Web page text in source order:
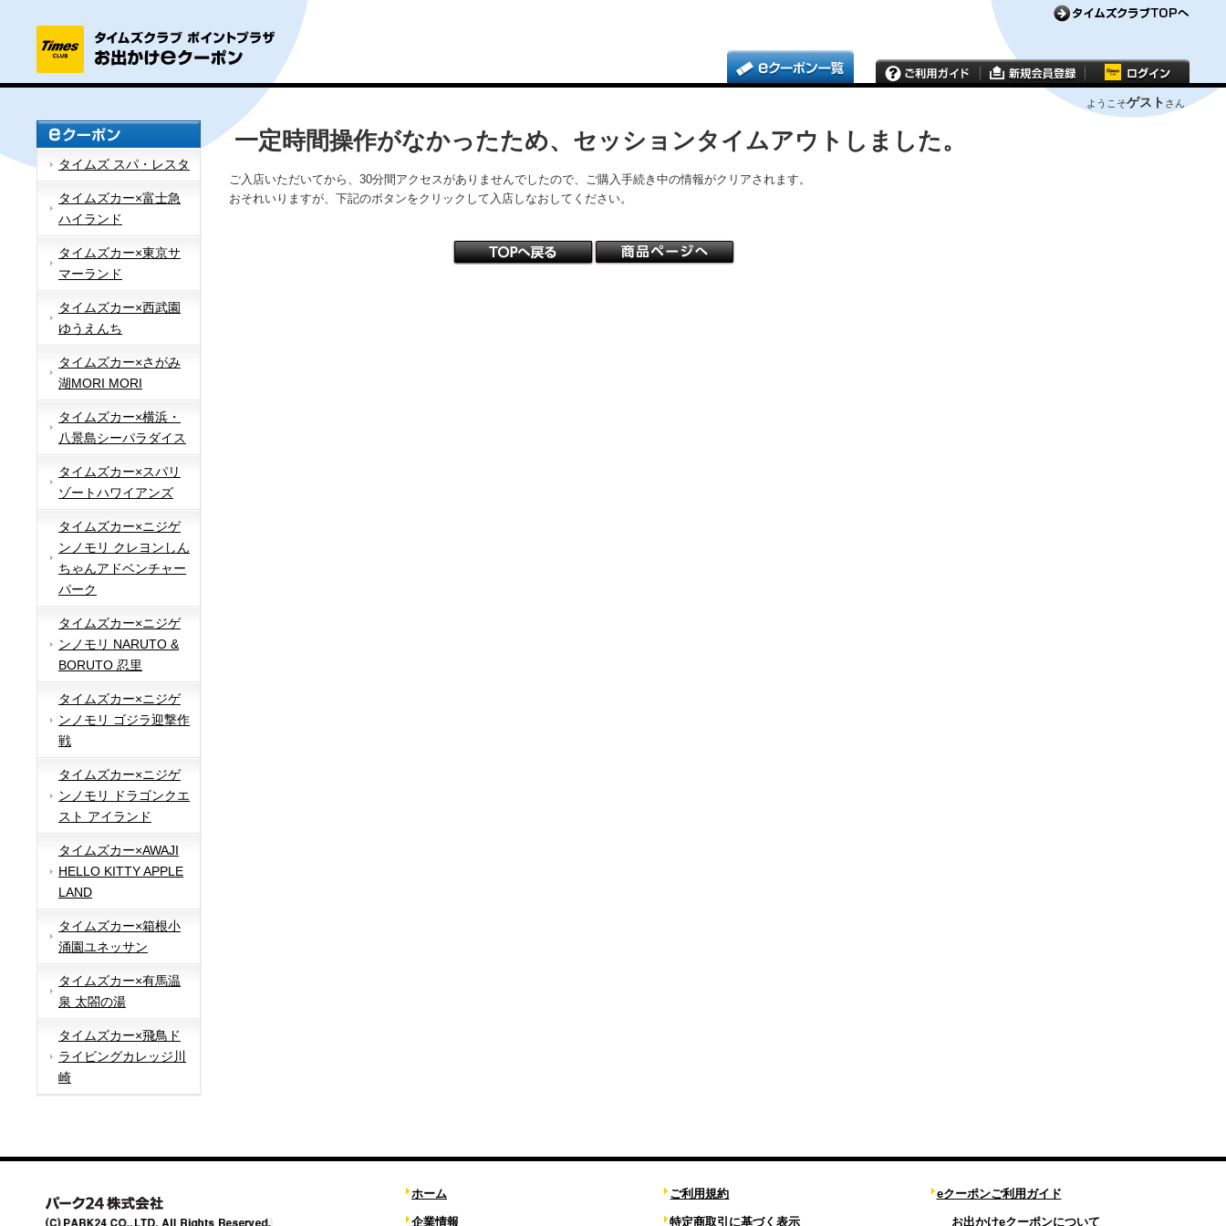
ようこそゲスト さん
タイムズ スパ・レスタ
タイムズカー×富士急
ハイランド
タイムズカー×東京サ
マーランド
タイムズカー×西武園
ゆうえんち
タイムズカー×さがみ
湖MORI MORI
タイムズカー×横浜・
八景島シーパラダイス
タイムズカー×スパリ
ゾートハワイアンズ
タイムズカー×ニジゲ
ンノモリ クレヨンしん
ちゃんアドベンチャー
パーク
タイムズカー×ニジゲ
ンノモリ NARUTO &
BORUTO 忍里
タイムズカー×ニジゲ
ンノモリ ゴジラ迎撃作
戦
タイムズカー×ニジゲ
ンノモリ ドラゴンクエ
スト アイランド
タイムズカー×AWAJI
HELLO KITTY APPLE
LAND
タイムズカー×箱根小
涌園ユネッサン
タイムズカー×有馬温
泉 太閤の湯
タイムズカー×飛鳥ド
ライビングカレッジ川
崎
一定時間操作がなかったため、セッションタイムアウトしました。
ご入店いただいてから、30分間アクセスがありませんでしたので、ご購入手続き中の情報がクリアされます。
おそれいりますが、下記のボタンをクリックして入店しなおしてください。
ホーム
企業情報
ご利用規約
特定商取引に基づく表示
eクーポンご利用ガイド
お出かけeクーポンについて